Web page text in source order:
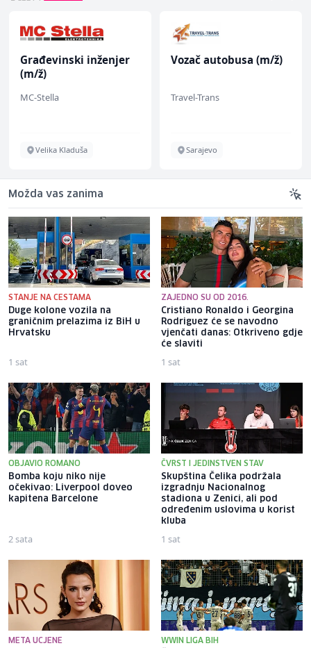
Građevinski inženjer
(m/ž)
MC-Stella
Velika Kladuša
Vozač autobusa (m/ž)
Travel-Trans
Sarajevo
Možda vas zanima
STANJE NA CESTAMA
Duge kolone vozila na
graničnim prelazima iz BiH u
Hrvatsku
1 sat
ZAJEDNO SU OD 2016.
Cristiano Ronaldo i Georgina
Rodriguez će se navodno
vjenčati danas: Otkriveno gdje
će slaviti
1 sat
OBJAVIO ROMANO
Bomba koju niko nije
očekivao: Liverpool doveo
kapitena Barcelone
2 sata
ČVRST I JEDINSTVEN STAV
Skupština Čelika podržala
izgradnju Nacionalnog
stadiona u Zenici, ali pod
određenim uslovima u korist
kluba
1 sat
META UCJENE WWIN LIGA BIH